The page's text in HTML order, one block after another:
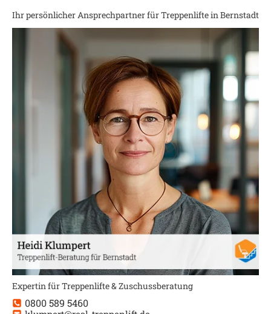
Ihr persönlicher Ansprechpartner für Treppenlifte inBernstadt
Expertin für Treppenlifte & Zuschussberatung
0800 589 5460